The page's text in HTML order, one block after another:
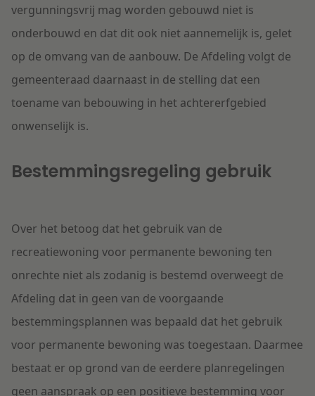
vergunningsvrij mag worden gebouwd niet is
onderbouwd en dat dit ook niet aannemelijk is, gelet
op de omvang van de aanbouw. De Afdeling volgt de
gemeenteraad daarnaast in de stelling dat een
toename van bebouwing in het achtererfgebied
onwenselijk is.
Bestemmingsregeling gebruik
Over het betoog dat het gebruik van de
recreatiewoning voor permanente bewoning ten
onrechte niet als zodanig is bestemd overweegt de
Afdeling dat in geen van de voorgaande
bestemmingsplannen was bepaald dat het gebruik
voor permanente bewoning was toegestaan. Daarmee
bestaat er op grond van de eerdere planregelingen
geen aanspraak op een positieve bestemming voor